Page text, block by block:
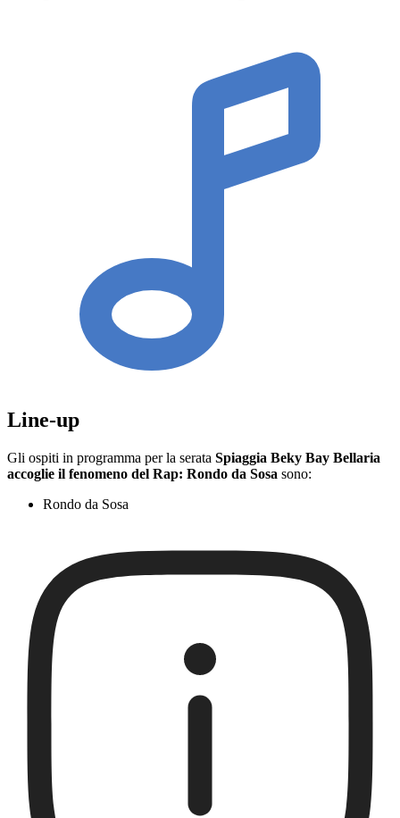
Line-up
Gli ospiti in programma per la serata Spiaggia Beky Bay Bellaria
accoglie il fenomeno del Rap: Rondo da Sosa sono:
Rondo da Sosa